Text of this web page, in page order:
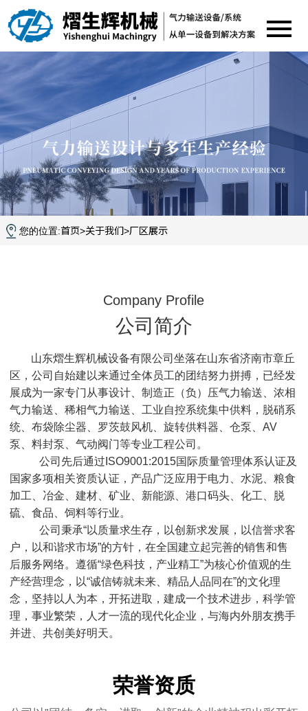
您的位置:首页>关于我们>厂区展示
Company Profile
公司简介
山东熠生辉机械设备有限公司坐落在山东省济南市章丘
区，公司自始建以来通过全体员工的团结努力拼搏，已经发
展成为一家专门从事设计、制造正（负）压气力输送、浓相
气力输送、稀相气力输送、工业自控系统集中供料，脱硝系
统、布袋除尘器、罗茨鼓风机、旋转供料器、仓泵、AV
泵、料封泵、气动阀门等专业工程公司。
公司先后通过ISO9001:2015国际质量管理体系认证及
国家多项相关资质认证，产品广泛应用于电力、水泥、粮食
加工、冶金、建材、矿业、新能源、港口码头、化工、脱
硫、食品、饲料等行业。
公司秉承“以质量求生存，以创新求发展，以信誉求客
户，以和谐求市场”的方针，在全国建立起完善的销售和售
后服务网络。遵循“绿色科技，产业精工”为核心价值观的生
产经营理念，以“诚信铸就未来、精品人品同在”的文化理
念，坚持以人为本，开拓进取，建成一个技术进步，科学管
理，事业繁荣，人才一流的现代化企业，与海内外朋友携手
并进、共创美好明天。
荣誉资质